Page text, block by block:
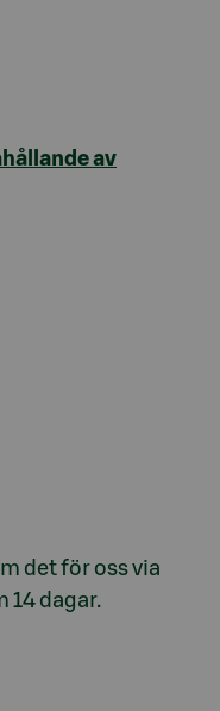
av
det för oss via
14 dagar.